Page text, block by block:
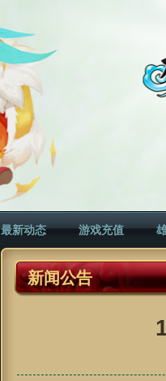
最新动态 游戏充值
新闻公告